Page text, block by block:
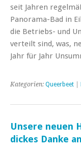
seit Jahren
Panorama-Bad in
die Betriebs- und
verteilt sind, was,
Jahr für Jahr
Kategorien: Queerbeet
Unsere neuen
dickes Danke